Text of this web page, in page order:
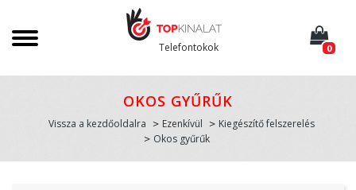
Telefontokok 0
OKOS GYŰRŰK
Vissza a kezdőoldalra Ezenkívül
Kiegészítő felszerelés
Okos gyűrűk